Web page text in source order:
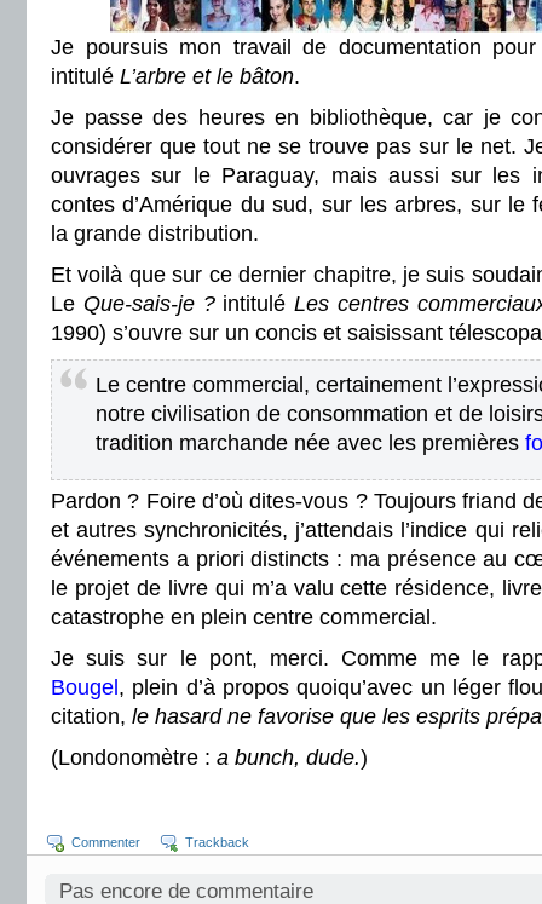
Je poursuis mon travail de documentation
intitulé L’arbre et le bâton.
Je passe des heures en bibliothèque, car je
considérer que tout ne se trouve pas sur le net.
ouvrages sur le Paraguay, mais aussi sur les
contes d’Amérique du sud, sur les arbres, sur le
la grande distribution.
Et voilà que sur ce dernier chapitre, je suis
Le Que-sais-je ?intituléLes centres
1990) s’ouvre sur un concis et saisissant
Le centre commercial, certainement
notre civilisation de consommation et de
tradition marchande née avec les premières
Pardon ? Foire d’où dites-vous ? Toujours friand
et autres synchronicités, j’attendais l’indice qui
événements a priori distincts : ma présence au
le projet de livre qui m’a valu cette résidence,
catastrophe en plein centre commercial.
Je suis sur le pont, merci. Comme me le
Bougel , plein d’à propos quoiqu’avec un léger
citation, le hasard ne favorise que les esprits
(Londonomètre : a bunch, dude.)
Commenter Trackback
Pas encore de commentaire